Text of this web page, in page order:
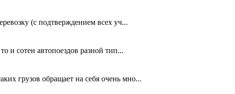
(с подтверждением всех уч...
и сотен автопоездов разной тип...
грузов обращает на себя очень мно...